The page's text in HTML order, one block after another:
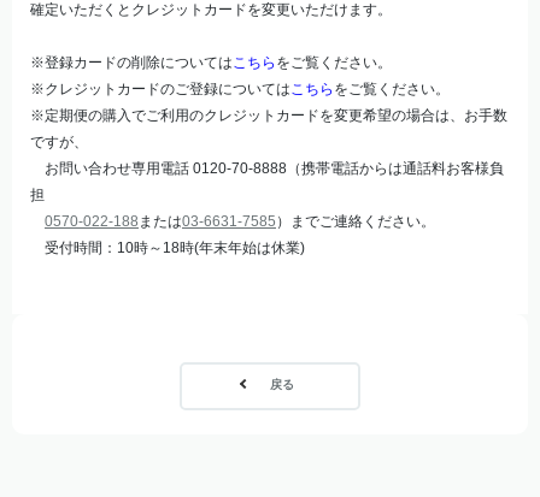
確定いただくとクレジットカードを変更いただけます。
※登録カードの削除についてはこちら をご覧ください。
※クレジットカードのご登録についてはこちら をご覧ください。
※定期便の購入でご利用のクレジットカードを変更希望の場合は、お手数
ですが、
お問い合わせ専用電話 0120-70-8888（携帯電話からは通話料お客様負
担
0570-022-188 または03-6631-7585 ）までご連絡ください。
受付時間：10時～18時(年末年始は休業)
戻る